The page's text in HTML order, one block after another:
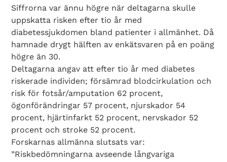
Siffrorna var ännu högre när deltagarna skulle
uppskatta risken efter tio år med
diabetessjukdomen bland patienter i allmänhet. Då
hamnade drygt hälften av enkätsvaren på en poäng
högre än 30.
Deltagarna angav att efter tio år med diabetes
riskerade individen; försämrad blodcirkulation och
risk för fotsår/amputation 62 procent,
ögonförändringar 57 procent, njurskador 54
procent, hjärtinfarkt 52 procent, nervskador 52
procent och stroke 52 procent.
Forskarnas allmänna slutsats var:
”Riskbedömningarna avseende långvariga